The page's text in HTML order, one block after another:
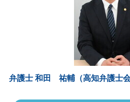
弁護士 和田 祐輔（高知弁護士会